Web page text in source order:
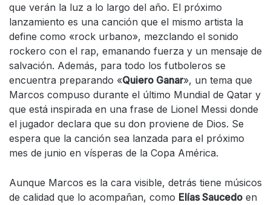
que verán la luz a lo largo del año. El próximo
lanzamiento es una canción que el mismo artista la
define como «rock urbano», mezclando el sonido
rockero con el rap, emanando fuerza y un mensaje de
salvación. Además, para todo los futboleros se
encuentra preparando «Quiero Ganar», un tema que
Marcos compuso durante el último Mundial de Qatar y
que está inspirada en una frase de Lionel Messi donde
el jugador declara que su don proviene de Dios. Se
espera que la canción sea lanzada para el próximo
mes de junio en vísperas de la Copa América.
Aunque Marcos es la cara visible, detrás tiene músicos
de calidad que lo acompañan, como Elías Saucedo en